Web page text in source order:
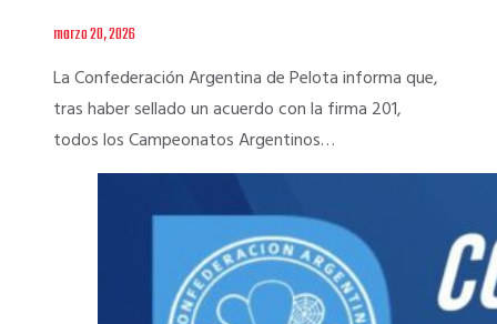
marzo 20, 2026
La Confederación Argentina de Pelota informa que,
tras haber sellado un acuerdo con la firma 201,
todos los Campeonatos Argentinos…